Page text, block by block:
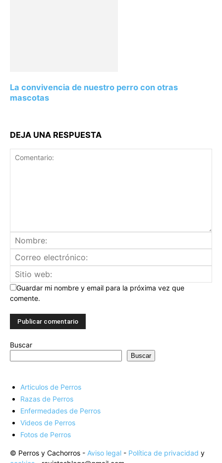
La convivencia de nuestro perro con otras
mascotas
DEJA UNA RESPUESTA
Guardar mi nombre y email para la próxima vez que
comente.
Buscar
Buscar
Articulos de Perros
Razas de Perros
Enfermedades de Perros
Videos de Perros
Fotos de Perros
© Perros y Cachorros - Aviso legal - Política de privacidad y